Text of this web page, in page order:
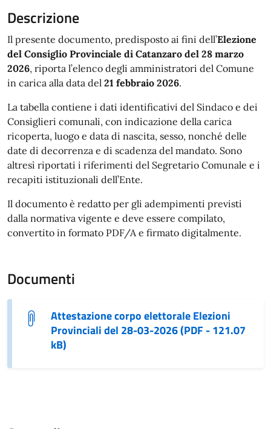
Descrizione
Il presente documento, predisposto ai fini dell’Elezione
del Consiglio Provinciale di Catanzaro del 28 marzo
2026, riporta l’elenco degli amministratori del Comune
in carica alla data del 21 febbraio 2026.
La tabella contiene i dati identificativi del Sindaco e dei
Consiglieri comunali, con indicazione della carica
ricoperta, luogo e data di nascita, sesso, nonché delle
date di decorrenza e di scadenza del mandato. Sono
altresì riportati i riferimenti del Segretario Comunale e i
recapiti istituzionali dell’Ente.
Il documento è redatto per gli adempimenti previsti
dalla normativa vigente e deve essere compilato,
convertito in formato PDF/A e firmato digitalmente.
Documenti
Attestazione corpo elettorale Elezioni
Provinciali del 28-03-2026 (PDF - 121.07
kB)